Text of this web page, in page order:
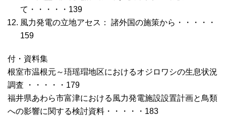
て・・・・・139
風力発電の立地アセス： 諸外国の施策から・・・・・
159
付・資料集
根室市温根元～珸瑶瑁地区におけるオジロワシの生息状況
調査 ・・・・・179
福井県あわら市富津における風力発電施設設置計画と鳥類
への影響に関する検討資料・・・・・183